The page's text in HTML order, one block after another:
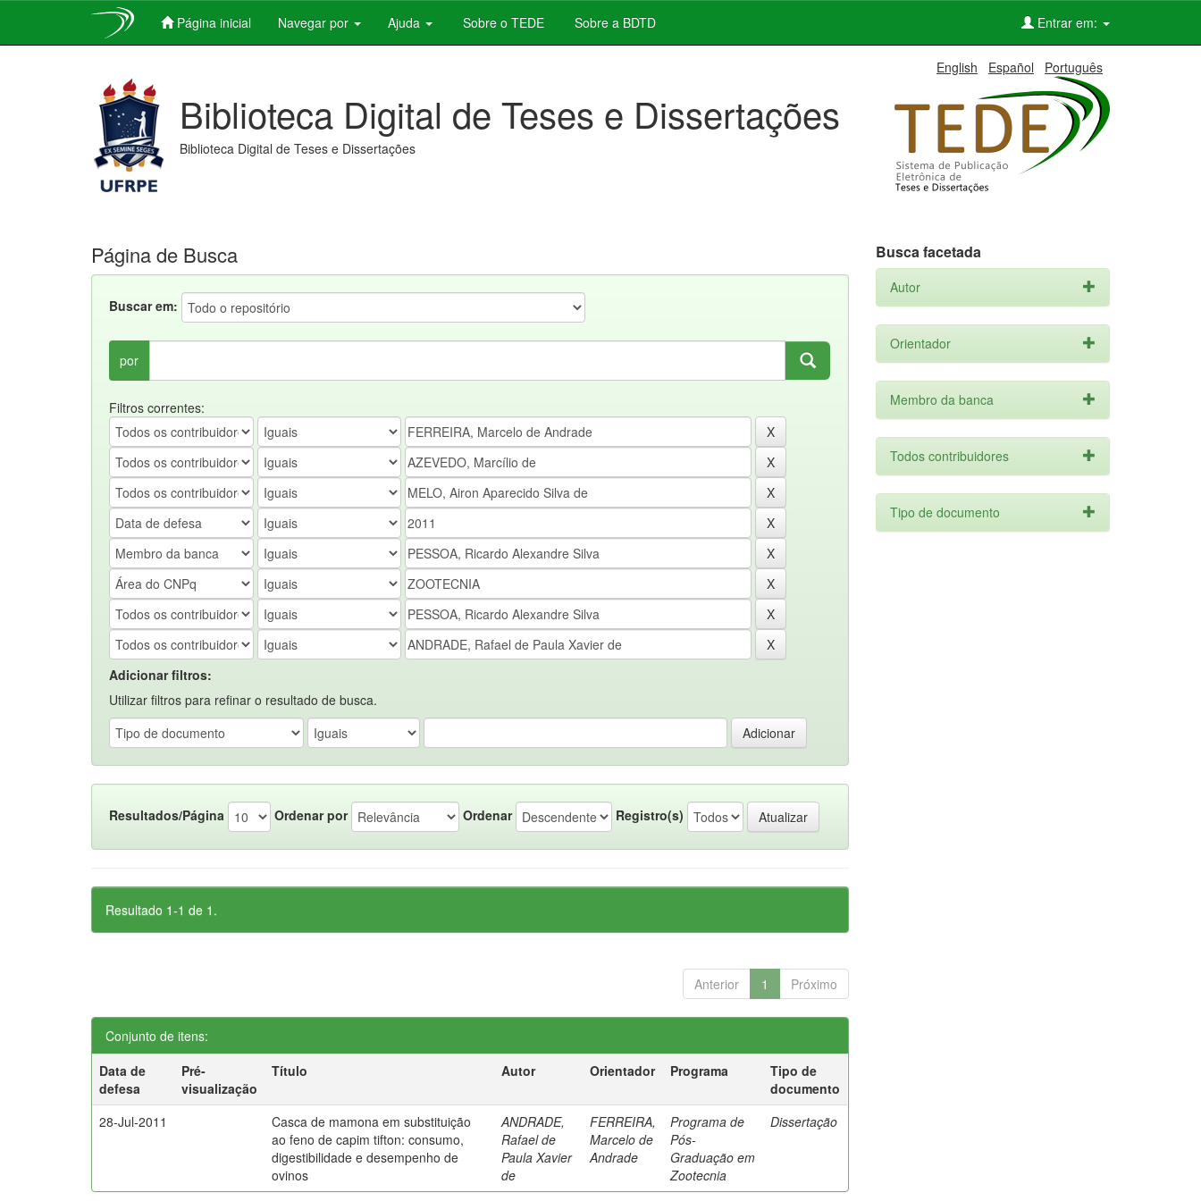
Página inicial Navegar por Ajuda Sobre o TEDE Sobre a BDTD Entrar em:
English Español Português
Biblioteca Digital de Teses e Dissertações
Biblioteca Digital de Teses e Dissertações
Página de Busca
Buscar em:
por
Filtros correntes:
Adicionar filtros:
Utilizar filtros para refinar o resultado de busca.
Resultados/Página Ordenar por Ordenar Registro(s)
Resultado 1-1 de 1.
Anterior 1 Próximo
Conjunto de itens:
Data de
defesa
Pré-
visualização
Título Autor Orientador Programa
Tipo de
documento
28-Jul-2011
Casca de mamona em substituição
ao feno de capim tifton: consumo,
digestibilidade e desempenho de
ovinos
ANDRADE,
Rafael de
Paula Xavier
de
FERREIRA,
Marcelo de
Andrade
Programa de
Pós-
Graduação em
Zootecnia
Dissertação
Busca facetada
Autor
Orientador
Membro da banca
Todos contribuidores
Tipo de documento